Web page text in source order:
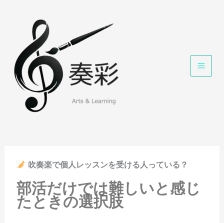
吹奏楽で個人レッスンを受ける人っている？
部活だけでは難しいと感じ
たときの選択肢